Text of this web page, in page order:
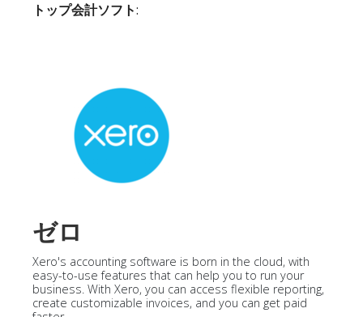
トップ会計ソフト:
ゼロ
Xero's accounting software is born in the cloud, with
easy-to-use features that can help you to run your
business. With Xero, you can access flexible reporting,
create customizable invoices, and you can get paid